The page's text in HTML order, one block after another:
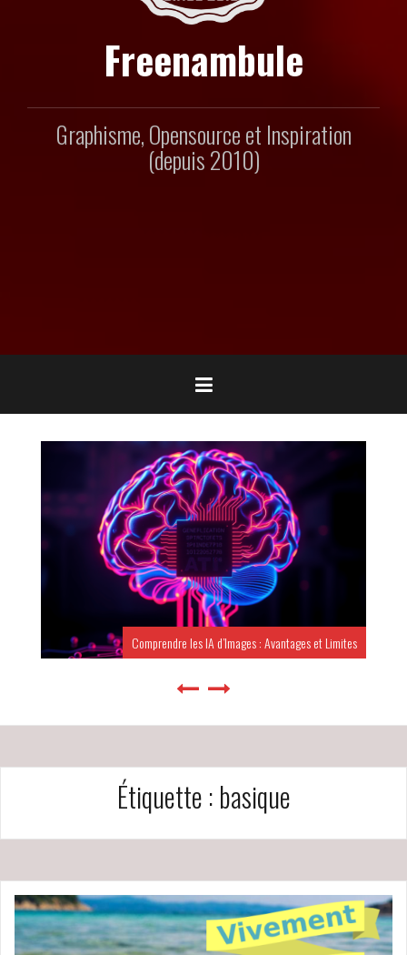
Freenambule
Graphisme, Opensource et Inspiration
(depuis 2010)
Comprendre les IA d’Images : Avantages et Limites
Étiquette : basique